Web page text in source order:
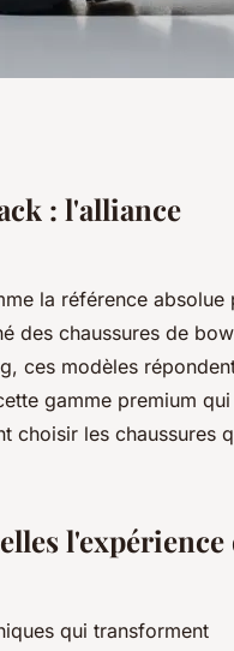
: l'alliance
la référence absolue
des chaussures de
ces modèles
gamme premium qui
choisir les chaussures
l'expérience
qui transforment